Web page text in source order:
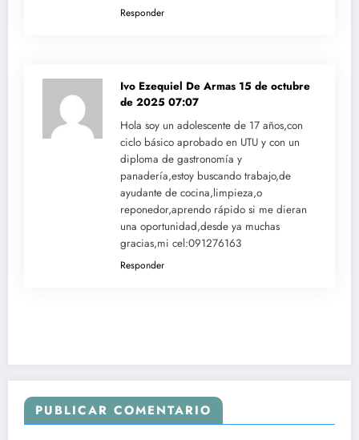
Responder
Ivo Ezequiel De Armas 15 de octubre
de 2025 07:07
Hola soy un adolescente de 17 años,con
ciclo básico aprobado en UTU y con un
diploma de gastronomía y
panadería,estoy buscando trabajo,de
ayudante de cocina,limpieza,o
reponedor,aprendo rápido si me dieran
una oportunidad,desde ya muchas
gracias,mi cel:091276163
Responder
PUBLICAR COMENTARIO